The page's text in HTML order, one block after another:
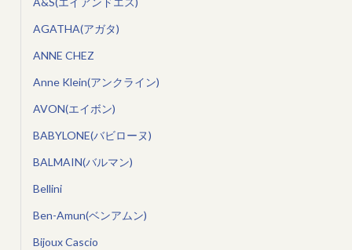
AGATHA(アガタ)
ANNE CHEZ
Anne Klein(アンクライン)
AVON(エイボン)
BABYLONE(バビローヌ)
BALMAIN(バルマン)
Bellini
Ben-Amun(ベンアムン)
Bijoux Cascio